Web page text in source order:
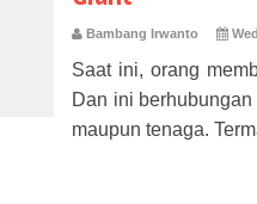
Bambang Irwanto
Saat ini, orang
Dan ini
maupun tenaga.